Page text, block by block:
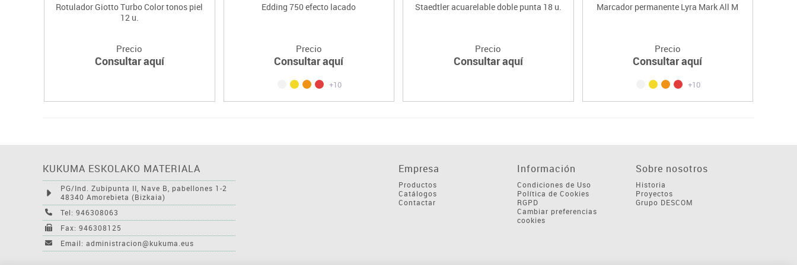
Rotulador Giotto Turbo Color tonos piel
12 u.
Precio
Consultar aquí
Edding 750 efecto lacado
Precio
Consultar aquí
+10
Staedtler acuarelable doble punta 18 u.
Precio
Consultar aquí
Marcador permanente Lyra Mark All M
Precio
Consultar aquí
+10
KUKUMA ESKOLAKO MATERIALA
PG/Ind. Zubipunta II, Nave B, pabellones 1-2
48340 Amorebieta (Bizkaia)
Tel: 946308063
Fax: 946308125
Email: administracion@kukuma.eus
Empresa
Productos
Catálogos
Contactar
Información
Condiciones de Uso
Política de Cookies
RGPD
Cambiar preferencias
cookies
Sobre nosotros
Historia
Proyectos
Grupo DESCOM